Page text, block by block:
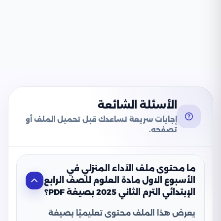
الأسئلة الشائعة
إجابات سريعة تساعدك قبل تحميل الملف أو
تصفحه.
ما محتوى ملف الآداء المنزلي في
الأسبوع الاول مادة العلوم للصف الرابع
الإبتدائي الترم الثاني 2025 بصيغة PDF؟
يعرض هذا الملف محتوى تعليميًا بصيغة